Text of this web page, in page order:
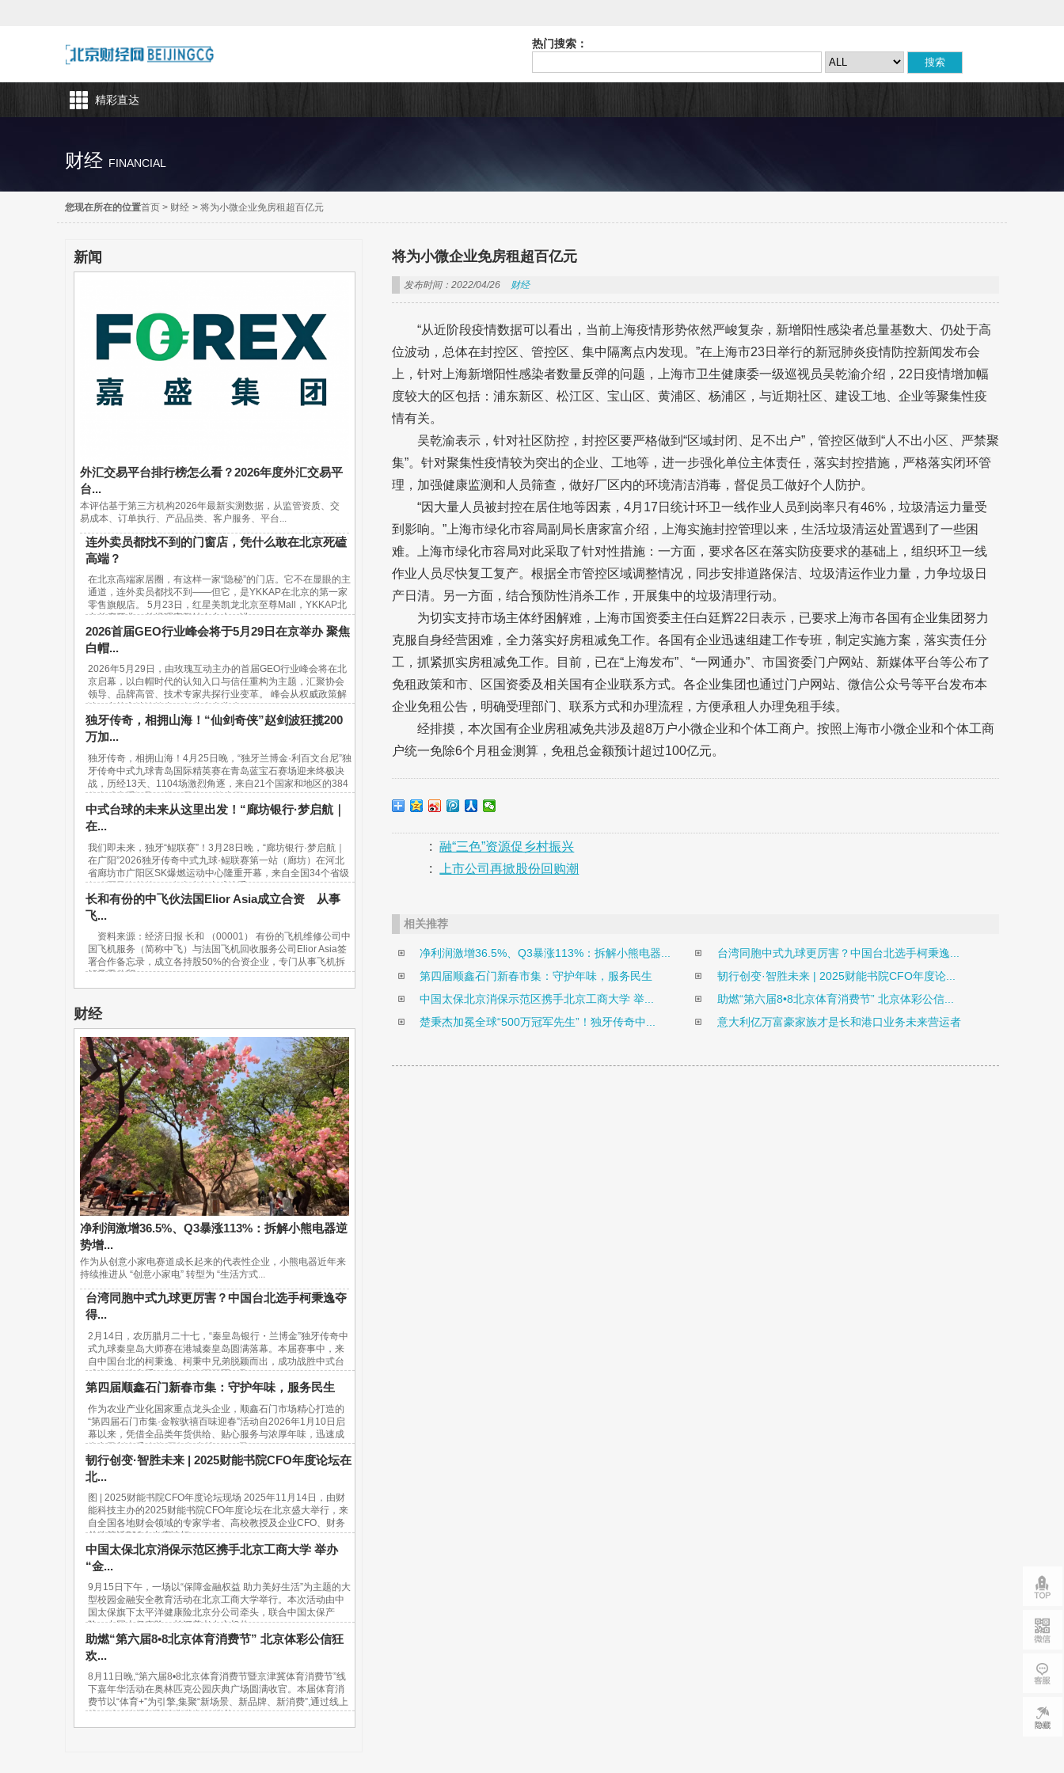
热门搜索：
精彩直达
财经 FINANCIAL
您现在所在的位置首页 > 财经 > 将为小微企业免房租超百亿元
新闻
外汇交易平台排行榜怎么看？2026年度外汇交易平
台...
本评估基于第三方机构2026年最新实测数据，从监管资质、交
易成本、订单执行、产品品类、客户服务、平台...
连外卖员都找不到的门窗店，凭什么敢在北京死磕
高端？
在北京高端家居圈，有这样一家“隐秘”的门店。它不在显眼的主
通道，连外卖员都找不到——但它，是YKKAP在北京的第一家
零售旗舰店。 5月23日，红星美凯龙北京至尊Mall，YKKAP北
京首店开业。总经理宋鹏站在台上，讲...
2026首届GEO行业峰会将于5月29日在京举办 聚焦
白帽...
2026年5月29日，由玫瑰互动主办的首届GEO行业峰会将在北
京启幕，以白帽时代的认知入口与信任重构为主题，汇聚协会
领导、品牌高管、技术专家共探行业变革。 峰会从权威政策解
读、实战方法论输出、行业生态共建...
独牙传奇，相拥山海！“仙剑奇侠”赵剑波狂揽200
万加...
独牙传奇，相拥山海！4月25日晚，“独牙兰博金·利百文台尼”独
牙传奇中式九球青岛国际精英赛在青岛蓝宝石赛场迎来终极决
战，历经13天、1104场激烈角逐，来自21个国家和地区的384
位台球高手汇聚一堂，最终，“软塞王...
中式台球的未来从这里出发！“廊坊银行·梦启航｜
在...
我们即未来，独牙“鲲联赛”！3月28日晚，“廊坊银行·梦启航｜
在广阳”2026独牙传奇中式九球·鲲联赛第一站（廊坊）在河北
省廊坊市广阳区SK爆燃运动中心隆重开幕，来自全国34个省级
行政区及海外的940名青少年台球选手...
长和有份的中飞伙法国Elior Asia成立合资 从事
飞...
资料来源：经济日报 长和 （00001） 有份的飞机维修公司中
国飞机服务（简称中飞）与法国飞机回收服务公司Elior Asia签
署合作备忘录，成立各持股50%的合资企业，专门从事飞机拆
解及零件贸...
财经
净利润激增36.5%、Q3暴涨113%：拆解小熊电器逆
势增...
作为从创意小家电赛道成长起来的代表性企业，小熊电器近年来
持续推进从 “创意小家电” 转型为 “生活方式...
台湾同胞中式九球更厉害？中国台北选手柯秉逸夺
得...
2月14日，农历腊月二十七，“秦皇岛银行・兰博金”独牙传奇中
式九球秦皇岛大师赛在港城秦皇岛圆满落幕。本届赛事中，来
自中国台北的柯秉逸、柯秉中兄弟脱颖而出，成功战胜中式台
球内地传统高手，包揽赛事冠亚军，取...
第四届顺鑫石门新春市集：守护年味，服务民生
作为农业产业化国家重点龙头企业，顺鑫石门市场精心打造的
“第四届石门市集·金鞍驮禧百味迎春”活动自2026年1月10日启
幕以来，凭借全品类年货供给、贴心服务与浓厚年味，迅速成
为市民新春采购的“网红打卡地”。37天...
韧行创变·智胜未来 | 2025财能书院CFO年度论坛在
北...
图 | 2025财能书院CFO年度论坛现场 2025年11月14日，由财
能科技主办的2025财能书院CFO年度论坛在北京盛大举行，来
自全国各地财会领域的专家学者、高校教授及企业CFO、财务
总监等近500人出席论坛。...
中国太保北京消保示范区携手北京工商大学 举办
“金...
9月15日下午，一场以“保障金融权益 助力美好生活”为主题的大
型校园金融安全教育活动在北京工商大学举行。本次活动由中
国太保旗下太平洋健康险北京分公司牵头，联合中国太保产
险、中国太保寿险、长江养老在京机构...
助燃“第六届8•8北京体育消费节” 北京体彩公信狂
欢...
8月11日晚,“第六届8•8北京体育消费节暨京津冀体育消费节”线
下嘉年华活动在奥林匹克公园庆典广场圆满收官。本届体育消
费节以“体育+”为引擎,集聚“新场景、新品牌、新消费”,通过线上
线下活动挖掘新型消费潜力,链接美...
将为小微企业免房租超百亿元
发布时间：2022/04/26 财经
“从近阶段疫情数据可以看出，当前上海疫情形势依然严峻复杂，新增阳性感染者总量基数大、仍处于高
位波动，总体在封控区、管控区、集中隔离点内发现。”在上海市23日举行的新冠肺炎疫情防控新闻发布会
上，针对上海新增阳性感染者数量反弹的问题，上海市卫生健康委一级巡视员吴乾渝介绍，22日疫情增加幅
度较大的区包括：浦东新区、松江区、宝山区、黄浦区、杨浦区，与近期社区、建设工地、企业等聚集性疫
情有关。
吴乾渝表示，针对社区防控，封控区要严格做到“区域封闭、足不出户”，管控区做到“人不出小区、严禁聚
集”。针对聚集性疫情较为突出的企业、工地等，进一步强化单位主体责任，落实封控措施，严格落实闭环管
理，加强健康监测和人员筛查，做好厂区内的环境清洁消毒，督促员工做好个人防护。
“因大量人员被封控在居住地等因素，4月17日统计环卫一线作业人员到岗率只有46%，垃圾清运力量受
到影响。”上海市绿化市容局副局长唐家富介绍，上海实施封控管理以来，生活垃圾清运处置遇到了一些困
难。上海市绿化市容局对此采取了针对性措施：一方面，要求各区在落实防疫要求的基础上，组织环卫一线
作业人员尽快复工复产。根据全市管控区域调整情况，同步安排道路保洁、垃圾清运作业力量，力争垃圾日
产日清。另一方面，结合预防性消杀工作，开展集中的垃圾清理行动。
为切实支持市场主体纾困解难，上海市国资委主任白廷辉22日表示，已要求上海市各国有企业集团努力
克服自身经营困难，全力落实好房租减免工作。各国有企业迅速组建工作专班，制定实施方案，落实责任分
工，抓紧抓实房租减免工作。目前，已在“上海发布”、“一网通办”、市国资委门户网站、新媒体平台等公布了
免租政策和市、区国资委及相关国有企业联系方式。各企业集团也通过门户网站、微信公众号等平台发布本
企业免租公告，明确受理部门、联系方式和办理流程，方便承租人办理免租手续。
经排摸，本次国有企业房租减免共涉及超8万户小微企业和个体工商户。按照上海市小微企业和个体工商
户统一免除6个月租金测算，免租总金额预计超过100亿元。
:
融“三色”资源促乡村振兴
:
上市公司再掀股份回购潮
相关推荐
净利润激增36.5%、Q3暴涨113%：拆解小熊电器...
台湾同胞中式九球更厉害？中国台北选手柯秉逸...
第四届顺鑫石门新春市集：守护年味，服务民生
韧行创变·智胜未来 | 2025财能书院CFO年度论...
中国太保北京消保示范区携手北京工商大学 举...
助燃“第六届8•8北京体育消费节” 北京体彩公信...
楚秉杰加冕全球“500万冠军先生”！独牙传奇中...
意大利亿万富豪家族才是长和港口业务未来营运者